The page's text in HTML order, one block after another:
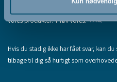
Fandt du ikke den information, du
vores produkter? Prøv vores:FAQ
Hvis du stadig ikke har fået svar, kan
tilbage til dig så hurtigt som